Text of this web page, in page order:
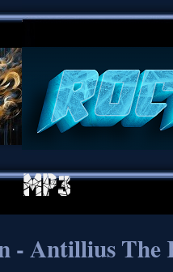
- Antillius The